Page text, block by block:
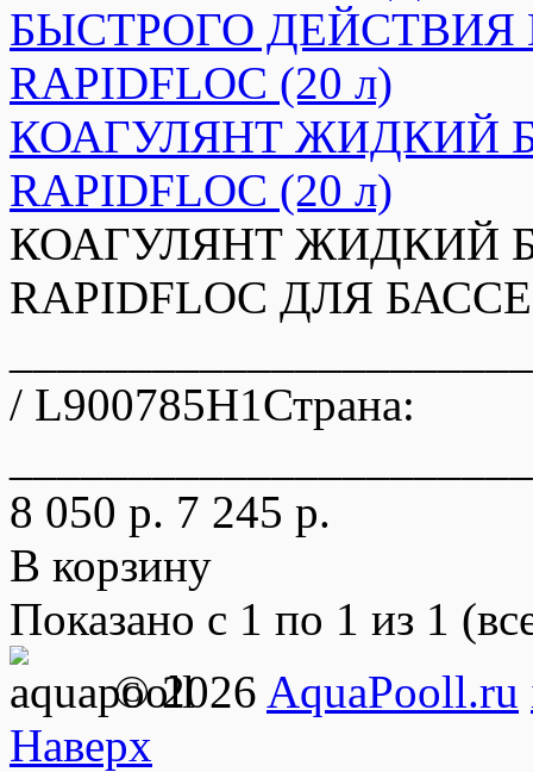
КОАГУЛЯНТ ЖИДКИЙ
RAPIDFLOC (20 л)
КОАГУЛЯНТ ЖИДКИЙ
RAPIDFLOC ДЛЯ
/ L900785H1Страна:
8 050 р. 7 245 р.
В корзину
Показано с 1 по 1 из 1
© 2026 AquaPooll.ru
Наверх